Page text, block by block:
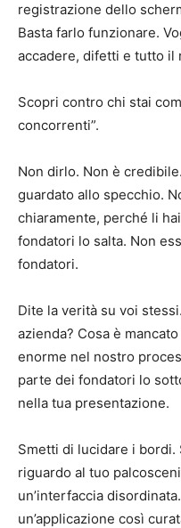
registrazione dello
Basta farlo funzionare.
accadere, difetti e tutto il
Scopri contro chi stai
concorrenti”.
Non dirlo. Non è
guardato allo specchio.
chiaramente, perché li
fondatori lo salta. Non
fondatori.
Dite la verità su voi
azienda? Cosa è
enorme nel nostro
parte dei fondatori lo
nella tua presentazione.
Smetti di lucidare i
riguardo al tuo
un’interfaccia
un’applicazione così